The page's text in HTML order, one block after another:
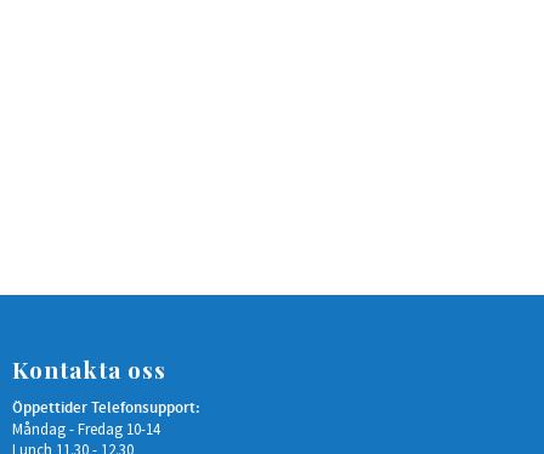
Kontakta oss
Öppettider Telefonsupport:
Måndag - Fredag 10-14
Lunch 11.30 - 12.30